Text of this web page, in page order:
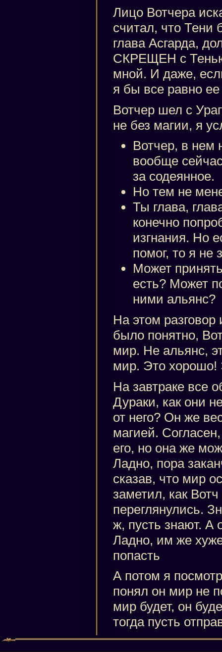
Лицо Вотчера
считал, что Тени
глава Асгарда,
СКРЕЩЕН с
мной. И даже,
я бы все равно
Вотчер шел с
не без магии, я
Вотчер, в нем
вообще
за содеянное.
Но тем не
Ты глава,
конечно
изгнания. Но
помог, то я
Может
есть? Может
ними альянс?
На этом
было понятно,
мир. Не альянс,
мир. Это хорошо!
На завтраке все
Дураки, как они
от него? Он же
магией.
его, но она же
Ладно, пора
сказав, что мир
заметил, как
переглянулись.
ж, пусть знают. А
Ладно, им же
попасть
А потом я
понял он мир не
мир будет, он
тогда пусть